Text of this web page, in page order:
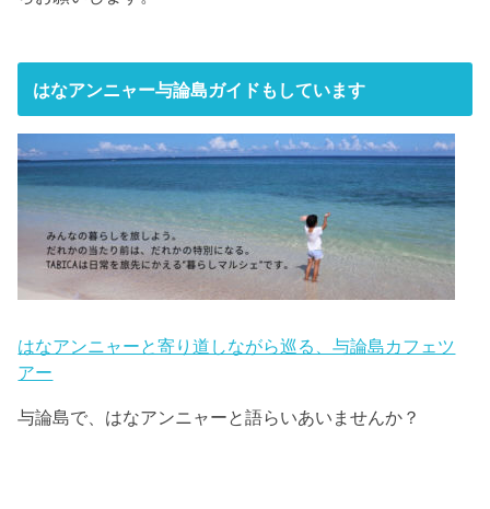
はなアンニャー与論島ガイドもしています
はなアンニャーと寄り道しながら巡る、与論島カフェツ
アー
与論島で、はなアンニャーと語らいあいませんか？